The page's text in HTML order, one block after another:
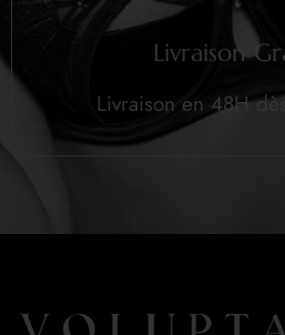
Livraison
Livraison en 48H dès